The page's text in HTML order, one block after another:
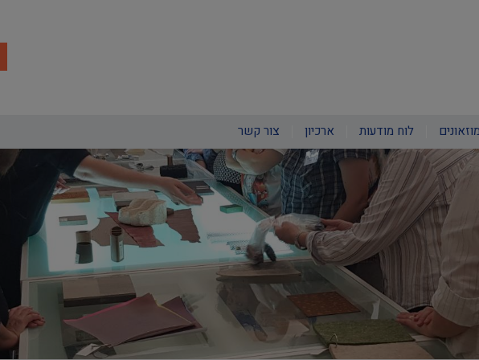
לוח מודעות ארכיון צור קשר